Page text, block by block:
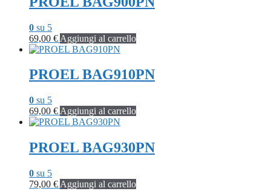
0 su 5
69,00 € Aggiungi al carrello
PROEL BAG910PN
0 su 5
69,00 € Aggiungi al carrello
PROEL BAG930PN
0 su 5
79,00 € Aggiungi al carrello